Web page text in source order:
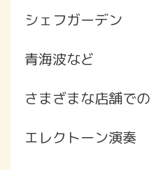
シェフガーデン
青海波など
さまざまな店舗での
エレクトーン演奏